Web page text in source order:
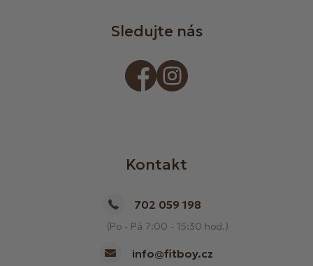
Sledujte nás
Kontakt
702 059 198
(Po - Pá 7:00 - 15:30 hod.)
info@fitboy.cz